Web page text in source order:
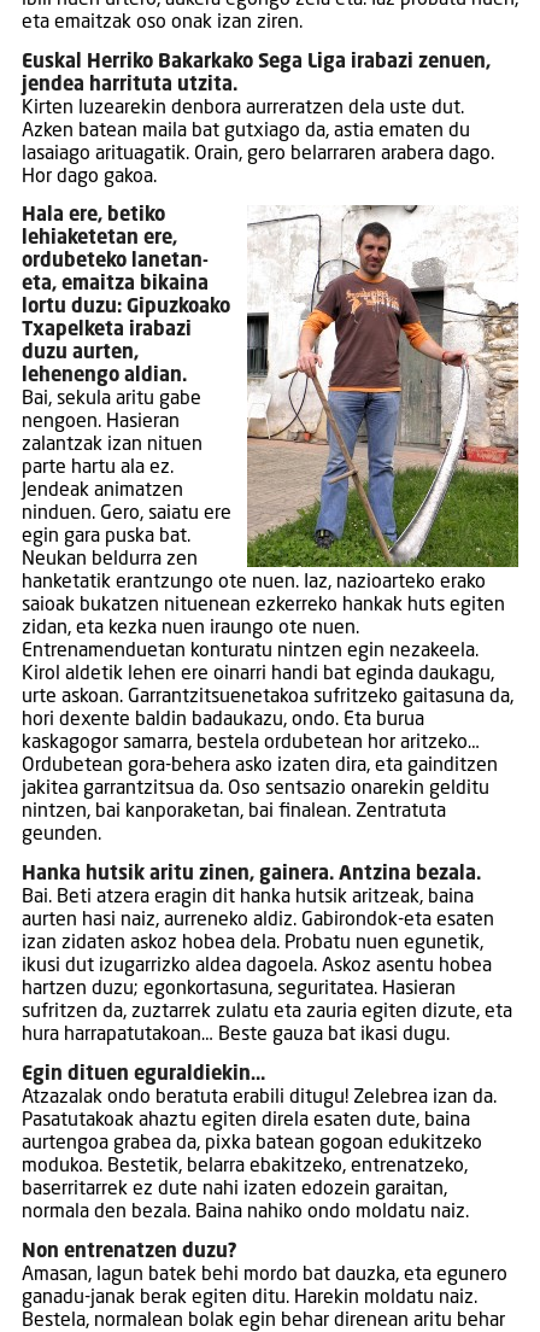
eta emaitzak oso onak izan ziren.
Euskal Herriko Bakarkako Sega Liga irabazi zenuen,
jendea harrituta utzita.
Kirten luzearekin denbora aurreratzen dela uste dut.
Azken batean maila bat gutxiago da, astia ematen du
lasaiago arituagatik. Orain, gero belarraren arabera dago.
Hor dago gakoa.
Hala ere, betiko
lehiaketetan ere,
ordubeteko lanetan-
eta, emaitza bikaina
lortu duzu: Gipuzkoako
Txapelketa irabazi
duzu aurten,
lehenengo aldian.
Bai, sekula aritu gabe
nengoen. Hasieran
zalantzak izan nituen
parte hartu ala ez.
Jendeak animatzen
ninduen. Gero, saiatu ere
egin gara puska bat.
Neukan beldurra zen
hanketatik erantzungo ote nuen. Iaz, nazioarteko erako
saioak bukatzen nituenean ezkerreko hankak huts egiten
zidan, eta kezka nuen iraungo ote nuen.
Entrenamenduetan konturatu nintzen egin nezakeela.
Kirol aldetik lehen ere oinarri handi bat eginda daukagu,
urte askoan. Garrantzitsuenetakoa sufritzeko gaitasuna da,
hori dexente baldin badaukazu, ondo. Eta burua
kaskagogor samarra, bestela ordubetean hor aritzeko…
Ordubetean gora-behera asko izaten dira, eta gainditzen
jakitea garrantzitsua da. Oso sentsazio onarekin gelditu
nintzen, bai kanporaketan, bai finalean. Zentratuta
geunden.
Hanka hutsik aritu zinen, gainera. Antzina bezala.
Bai. Beti atzera eragin dit hanka hutsik aritzeak, baina
aurten hasi naiz, aurreneko aldiz. Gabirondok-eta esaten
izan zidaten askoz hobea dela. Probatu nuen egunetik,
ikusi dut izugarrizko aldea dagoela. Askoz asentu hobea
hartzen duzu; egonkortasuna, seguritatea. Hasieran
sufritzen da, zuztarrek zulatu eta zauria egiten dizute, eta
hura harrapatutakoan… Beste gauza bat ikasi dugu.
Egin dituen eguraldiekin…
Atzazalak ondo beratuta erabili ditugu! Zelebrea izan da.
Pasatutakoak ahaztu egiten direla esaten dute, baina
aurtengoa grabea da, pixka batean gogoan edukitzeko
modukoa. Bestetik, belarra ebakitzeko, entrenatzeko,
baserritarrek ez dute nahi izaten edozein garaitan,
normala den bezala. Baina nahiko ondo moldatu naiz.
Non entrenatzen duzu?
Amasan, lagun batek behi mordo bat dauzka, eta egunero
ganadu-janak berak egiten ditu. Harekin moldatu naiz.
Bestela, normalean bolak egin behar direnean aritu behar